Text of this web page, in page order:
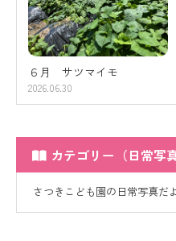
６月 サツマイモ
2026.06.30
カテゴリー（日常写
さつきこども園の日常写真だ